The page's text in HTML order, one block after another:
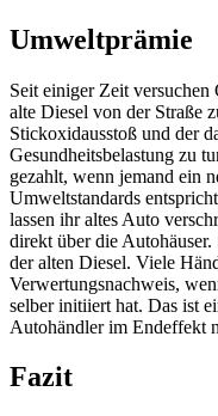
Umweltprämie
Seit einiger Zeit versuchen
alte Diesel von der Straße
Stickoxidausstoß und der
Gesundheitsbelastung zu
gezahlt, wenn jemand ein
Umweltstandards
lassen ihr altes Auto
direkt über die
der alten Diesel. Viele
Verwertungsnachweis,
selber initiiert hat. Das ist
Autohändler im Endeffekt
Fazit